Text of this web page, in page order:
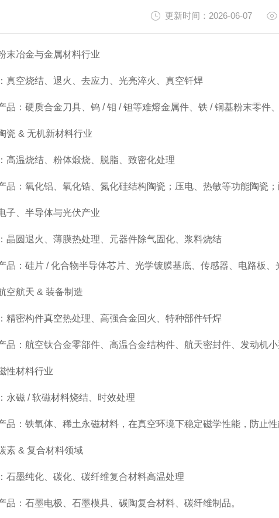
更新时间：2026-06-07
末冶金与金属材料行业
真空烧结、退火、去应力、光亮淬火、真空钎焊
品：硬质合金刀具、钨 / 钼 / 钽等难熔金属件、铁 / 铜基粉末零件
瓷 & 无机新材料行业
高温烧结、粉体煅烧、脱脂、致密化处理
品：氧化铝、氧化锆、氮化硅结构陶瓷；压电、热敏等功能陶瓷
子、半导体与光伏产业
晶圆退火、薄膜热处理、元器件除气固化、浆料烧结
品：硅片 / 化合物半导体芯片、光学镀膜基底、传感器、电路板、
空航天 & 装备制造
精密构件真空热处理、高强合金回火、特种部件钎焊
品：航空钛合金零部件、高温合金结构件、航天密封件、发动机
性材料行业
永磁 / 软磁材料烧结、时效处理
品：铁氧体、稀土永磁材料，在真空环境下稳定磁学性能，防止性
素 & 复合材料领域
石墨纯化、碳化、碳纤维复合材料高温处理
品：石墨电极、石墨模具、碳陶复合材料、碳纤维制品。